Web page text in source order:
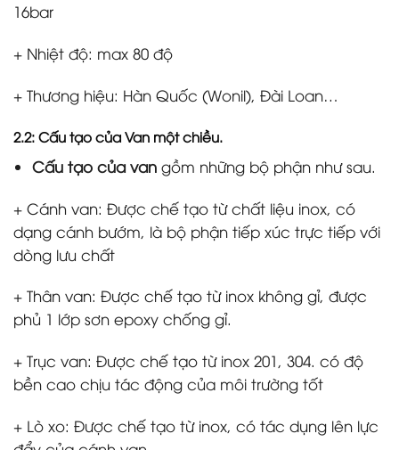
16bar
+ Nhiệt độ: max 80 độ
+ Thương hiệu: Hàn Quốc (Wonil), Đài Loan…
2.2: Cấu tạo của Van một chiều.
Cấu tạo của vangồm những bộ phận như sau.
+ Cánh van: Được chế tạo từ chất liệu inox, có
dạng cánh bướm, là bộ phận tiếp xúc trực tiếp với
dòng lưu chất
+ Thân van: Được chế tạo từ inox không gỉ, được
phủ 1 lớp sơn epoxy chống gỉ.
+ Trục van: Được chế tạo từ inox 201, 304. có độ
bền cao chịu tác động của môi trường tốt
+ Lò xo: Được chế tạo từ inox, có tác dụng lên lực